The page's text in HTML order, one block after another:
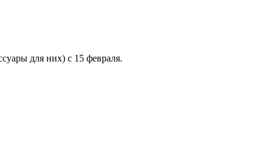
для них) с 15 февраля.